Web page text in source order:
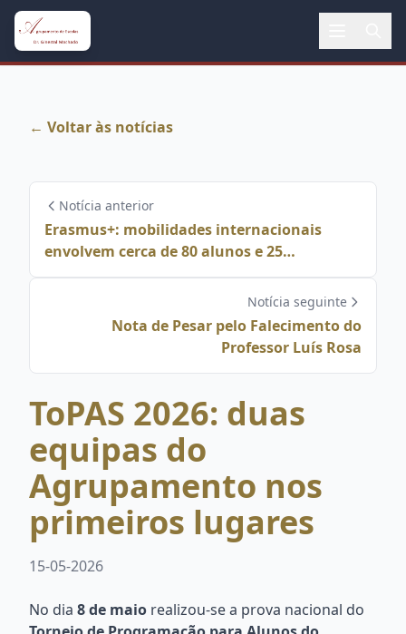
← Voltar às notícias
Notícia anterior
Erasmus+: mobilidades internacionais
envolvem cerca de 80 alunos e 25
professores
Notícia seguinte
Nota de Pesar pelo Falecimento do
Professor Luís Rosa
ToPAS 2026: duas
equipas do
Agrupamento nos
primeiros lugares
15-05-2026
No dia 8 de maio realizou-se a prova nacional do